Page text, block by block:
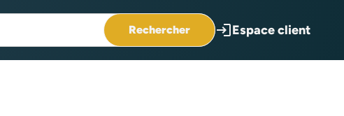
Rechercher loginEspace client